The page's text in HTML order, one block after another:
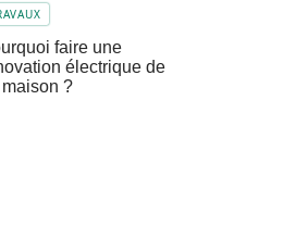
faire une
électrique de
?